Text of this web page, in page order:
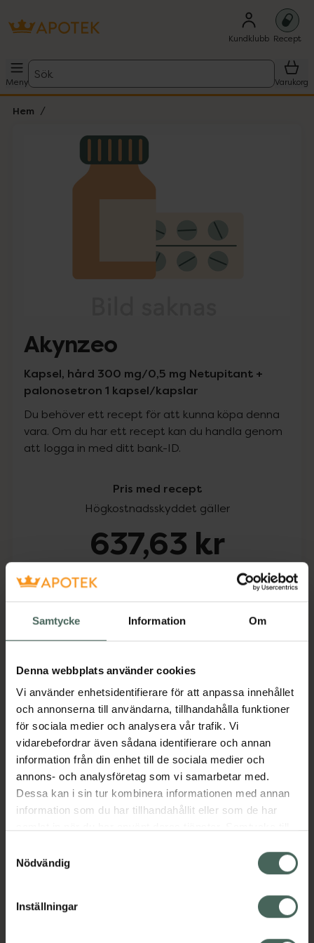
Samtycke Information Om
Denna webbplats använder cookies
Vi använder enhetsidentifierare för att anpassa innehållet
och annonserna till användarna, tillhandahålla funktioner
för sociala medier och analysera vår trafik. Vi
vidarebefordrar även sådana identifierare och annan
information från din enhet till de sociala medier och
annons- och analysföretag som vi samarbetar med.
Dessa kan i sin tur kombinera informationen med annan
information som du har tillhandahållit eller som de har
återkalla ditt samtycke via webbplatsens
cookieinställningar. Ett återkallat samtycke påverkar inte
lagligheten av behandling som skett innan återkallelsen.
Nödvändig
Inställningar
Kundklubb Recept
Meny
Sök
Varukorg
Hem
Lista: . Innehåller 1 objekt.
Akynzeo
Kapsel, hård 300 mg/0,5 mg Netupitant +
palonosetron 1 kapsel/kapslar
Du behöver ett recept för att kunna köpa denna
vara. Om du har ett recept kan du handla genom
att logga in med ditt bank-ID.
Pris med recept
Högkostnadsskyddet gäller
637,63 kr
Köp via ditt recept
Beskrivning Dölj
Läs alltid bipacksedeln innan
användning.
EAN:07046263762357
Visa